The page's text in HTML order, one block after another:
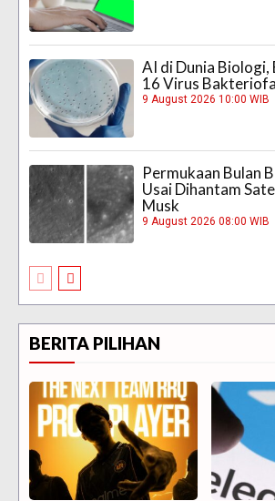
AI di Dunia Biologi,
16 Virus
9 August 2026 10:00 WIB
Permukaan Bulan
Usai Dihantam
Musk
9 August 2026 08:00 WIB
BERITA PILIHAN